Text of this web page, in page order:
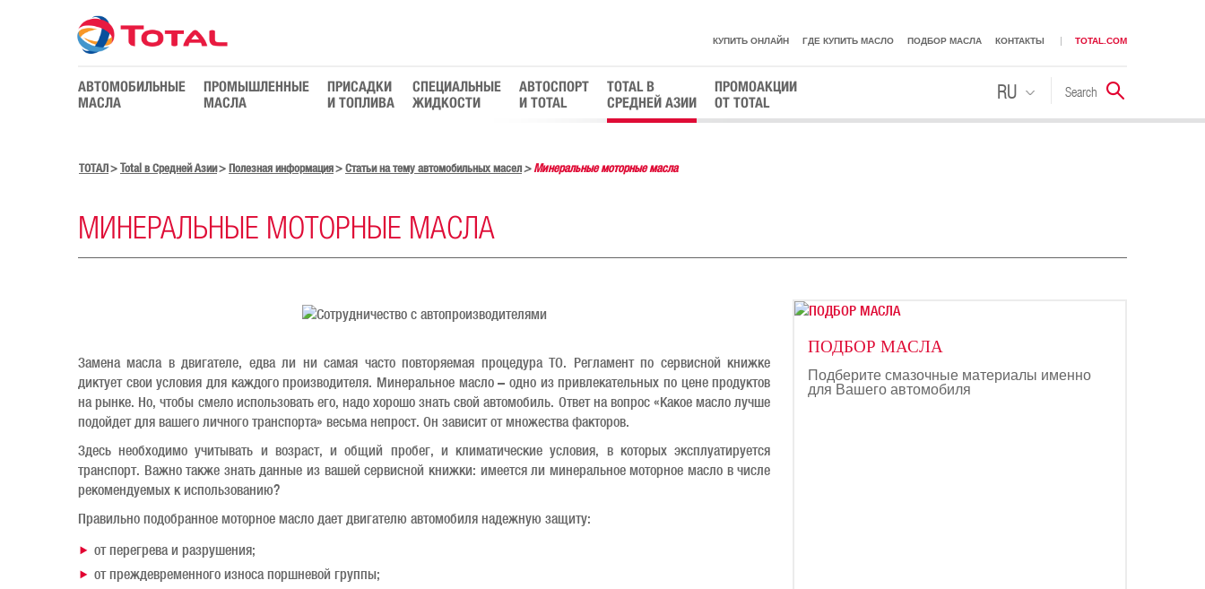
КУПИТЬ ОНЛАЙН ГДЕ КУПИТЬ МАСЛО ПОДБОР МАСЛА КОНТАКТЫ TOTAL.COM
АВТОМОБИЛЬНЫЕ
МАСЛА
ПРОМЫШЛЕННЫЕ
МАСЛА
ПРИСАДКИ
И ТОПЛИВА
СПЕЦИАЛЬНЫЕ
ЖИДКОСТИ
АВТОСПОРТ
И TOTAL
TOTAL В
СРЕДНЕЙ АЗИИ
ПРОМОАКЦИИ
ОТ TOTAL
RU
KK
Search Поиск
ТОТАЛ Total в Средней Азии Полезная информация Статьи на тему автомобильных масел Минеральные моторные масла
МИНЕРАЛЬНЫЕ МОТОРНЫЕ МАСЛА
Замена масла в двигателе, едва ли ни самая часто повторяемая процедура ТО. Регламент по сервисной книжке
диктует свои условия для каждого производителя. Минеральное масло – одно из привлекательных по цене продуктов
на рынке. Но, чтобы смело использовать его, надо хорошо знать свой автомобиль. Ответ на вопрос «Какое масло лучше
подойдет для вашего личного транспорта» весьма непрост. Он зависит от множества факторов.
Здесь необходимо учитывать и возраст, и общий пробег, и климатические условия, в которых эксплуатируется
транспорт. Важно также знать данные из вашей сервисной книжки: имеется ли минеральное моторное масло в числе
рекомендуемых к использованию?
Правильно подобранное моторное масло дает двигателю автомобиля надежную защиту:
от перегрева и разрушения;
от преждевременного износа поршневой группы;
ПОДБОР МАСЛА
Подберите смазочные материалы именно
для Вашего автомобиля